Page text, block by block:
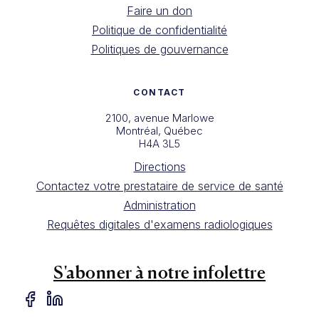
Faire un don
Politique de confidentialité
Politiques de gouvernance
CONTACT
2100, avenue Marlowe
Montréal, Québec
H4A 3L5
Directions
Contactez votre prestataire de service de santé
Administration
Requêtes digitales d'examens radiologiques
S'abonner à notre infolettre